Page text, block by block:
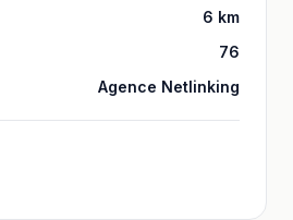
6 km
76
Agence Netlinking